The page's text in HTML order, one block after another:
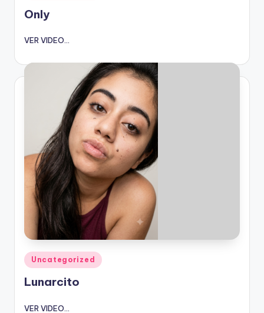
en
Only
VER VIDEO...
Publicado
en
Uncategorized
Lunarcito
VER VIDEO...